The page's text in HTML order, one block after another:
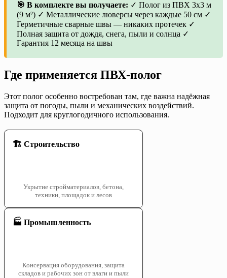
🎯 В комплекте вы получаете: ✓ Полог из ПВХ 3х3 м
(9 м²) ✓ Металлические люверсы через каждые 50 см ✓
Герметичные сварные швы — никаких протечек ✓
Полная защита от дождя, снега, пыли и солнца ✓
Гарантия 12 месяца на швы
Где применяется ПВХ-полог
Этот полог особенно востребован там, где важна надёжная
защита от погоды, пыли и механических воздействий.
Подходит для круглогодичного использования.
🏗️ Строительство
Укрытие стройматериалов, бетона,
техники, площадок и лесов
🏭 Промышленность
Консервация оборудования, защита
складов и рабочих зон от влаги и пыли